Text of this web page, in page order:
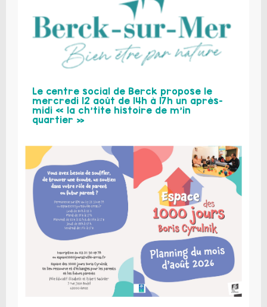
Le centre social de Berck propose le
mercredi 12 août de 14h à 17h un après-
midi « la ch’tite histoire de m’in
quartier »